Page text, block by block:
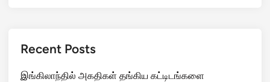
Recent Posts
இங்கிலாந்தில் அகதிகள் தங்கிய கட்டிடங்களை